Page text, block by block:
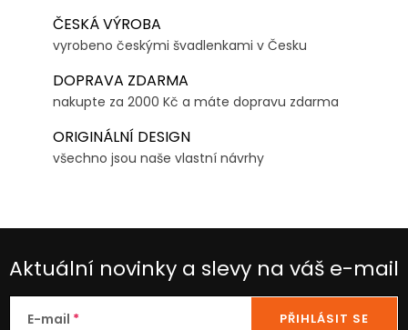
ČESKÁ VÝROBA
vyrobeno českými švadlenkami v Česku
DOPRAVA ZDARMA
nakupte za 2000 Kč a máte dopravu zdarma
ORIGINÁLNÍ DESIGN
všechno jsou naše vlastní návrhy
Aktuální novinky a slevy na váš e-mail
E-mail PŘIHLÁSIT SE